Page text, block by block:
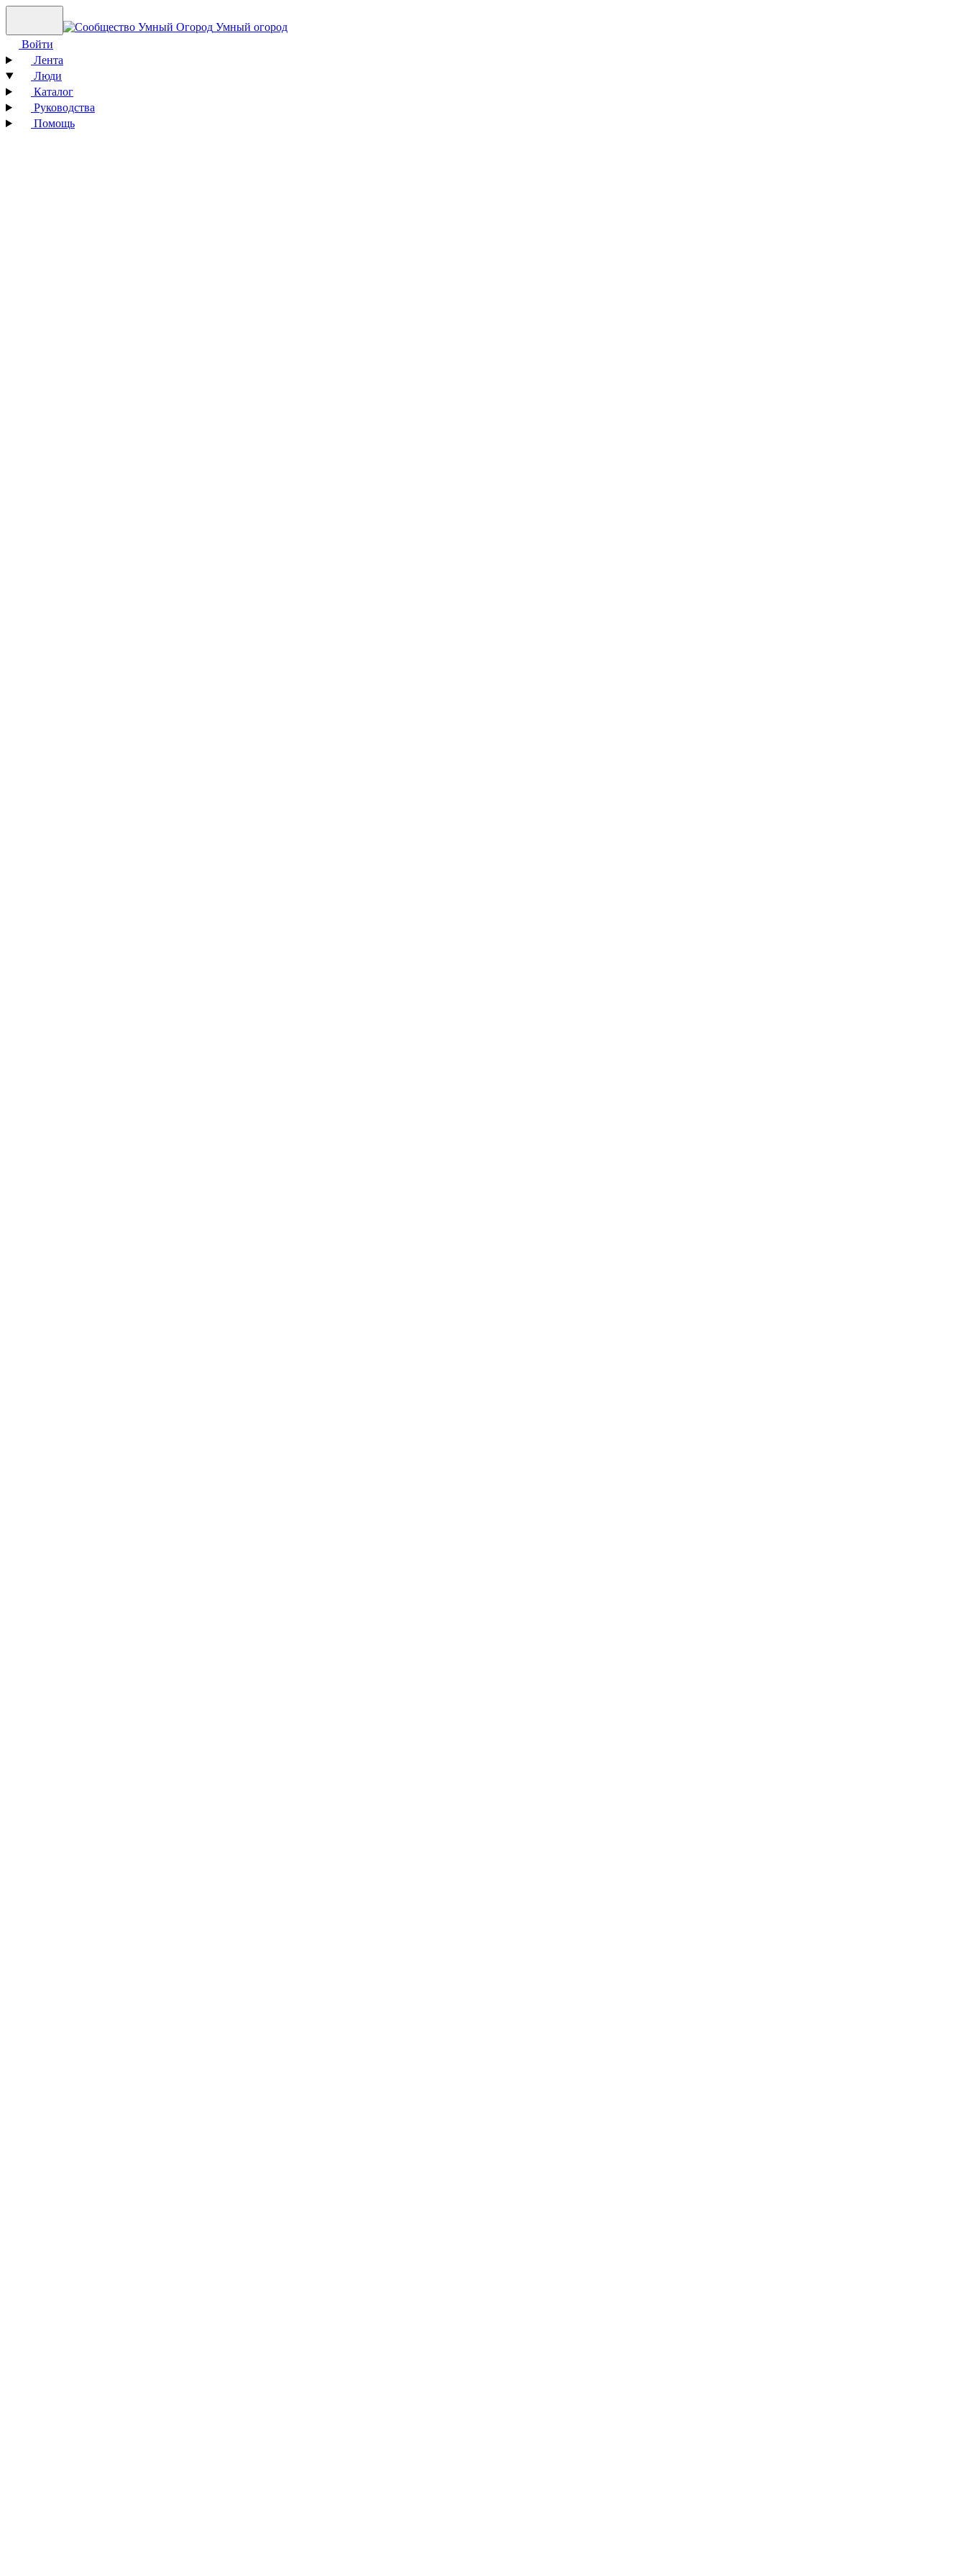
Умный огород
Войти
Лента
Люди
Каталог
Руководства
Помощь